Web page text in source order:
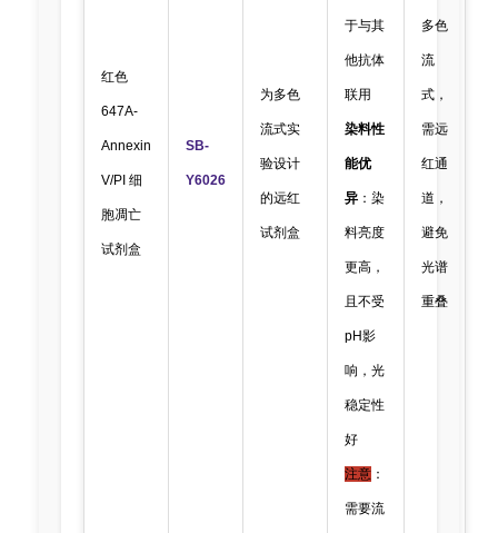
红色
647A-
Annexin
V/PI 细
胞凋亡
试剂盒
SB-
Y6026
为多色
流式实
验设计
的远红
试剂盒
于与其
他抗体
联用
染料性
能优
异 ：染
料亮度
更高，
且不受
pH影
响，光
稳定性
好
注意 ：
需要流
多色
流
式，
需远
红通
道，
避免
光谱
重叠